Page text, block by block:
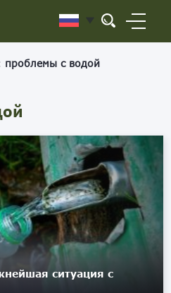
проблемы с водой
ситуация с